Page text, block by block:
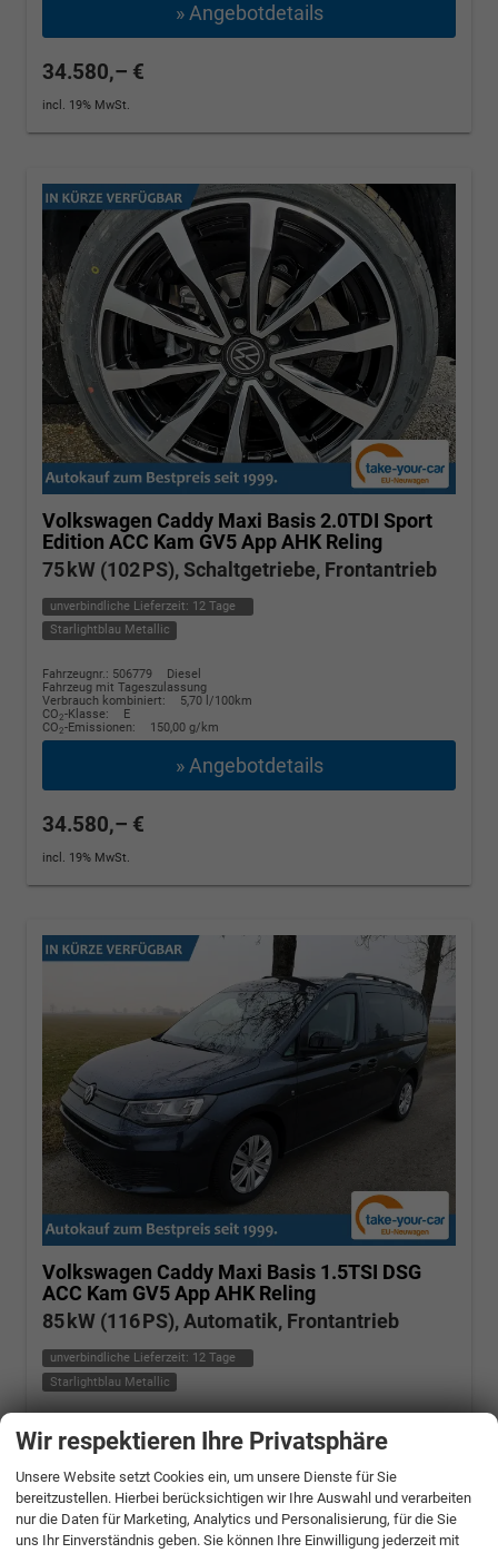
» Angebotdetails
34.580,– €
incl. 19% MwSt.
Volkswagen Caddy Maxi Basis 2.0TDI Sport
Edition ACC Kam GV5 App AHK Reling
75 kW (102 PS), Schaltgetriebe, Frontantrieb
unverbindliche Lieferzeit: 12 Tage
Starlightblau Metallic
Fahrzeugnr.: 506779
Diesel
Fahrzeug mit Tageszulassung
Verbrauch kombiniert:
5,70 l/100km
CO2-Klasse:
E
CO2-Emissionen: 150,00 g/km
» Angebotdetails
34.580,– €
incl. 19% MwSt.
Volkswagen Caddy Maxi Basis 1.5TSI DSG
ACC Kam GV5 App AHK Reling
85 kW (116 PS), Automatik, Frontantrieb
unverbindliche Lieferzeit: 12 Tage
Starlightblau Metallic
Fahrzeug mit Tageszulassung
Verbrauch kombiniert:
6,90 l/100km
CO2 -Emissionen: 157,00 g/km
» Angebotdetails
Wir respektieren Ihre Privatsphäre
Unsere Website setzt Cookies ein, um unsere Dienste für Sie
bereitzustellen. Hierbei berücksichtigen wir Ihre Auswahl und verarbeiten
nur die Daten für Marketing, Analytics und Personalisierung, für die Sie
uns Ihr Einverständnis geben. Sie können Ihre Einwilligung jederzeit mit